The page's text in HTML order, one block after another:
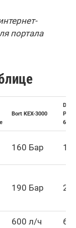
портала
Bort KEX-3000
675
160 Бар
190 Бар
600 л/ч